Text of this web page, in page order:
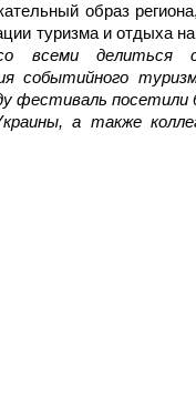
образ
туризма и отдыха
всеми делиться
событийного
фестиваль посетили
а также